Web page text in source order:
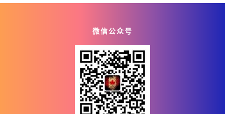
微信公众号